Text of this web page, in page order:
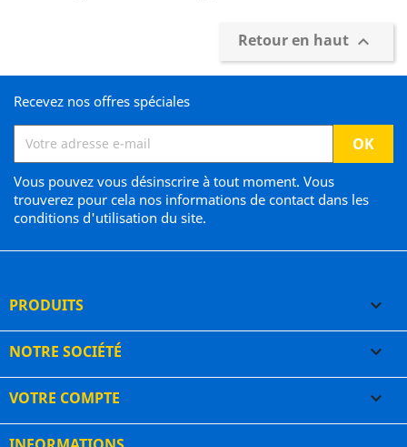
Retour en haut 
Recevez nos offres spéciales
Vous pouvez vous désinscrire à tout moment. Vous
trouverez pour cela nos informations de contact dans les
conditions d'utilisation du site.
PRODUITS 
NOTRE SOCIÉTÉ 
VOTRE COMPTE 